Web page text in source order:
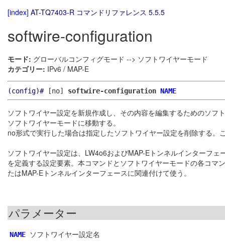
[index] AT-TQ7403-R コマンドリファレンス 5.5.5
softwire-configuration
モード: グローバルコンフィグモード --> ソフトワイヤーモード
カテゴリー: IPv6 / MAP-E
(config)#[no] softwire-configuration NAME
ソフトワイヤー設定を新規作成し、その内容を編集するためのソ
ソフトワイヤーモードに移動する。
no形式で実行した場合は指定したソフトワイヤー設定を削除する
ソフトワイヤー設定は、LW4o6およびMAP-Eトンネルインターフ
を定義する設定要素。本コマンドとソフトワイヤーモードの各コマ
たはMAP-Eトンネルインターフェースに関連付けて使う。
パラメーター
NAME ソフトワイヤー設定名